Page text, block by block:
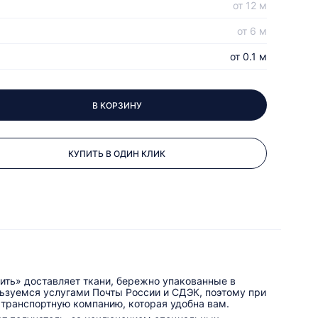
от 0.1 м
от 6 м
от 12 м
В КОРЗИНУ
КУПИТЬ В ОДИН КЛИК
доставляет ткани, бережно упакованные в
услугами Почты России и СДЭК, поэтому при
компанию, которая удобна вам.